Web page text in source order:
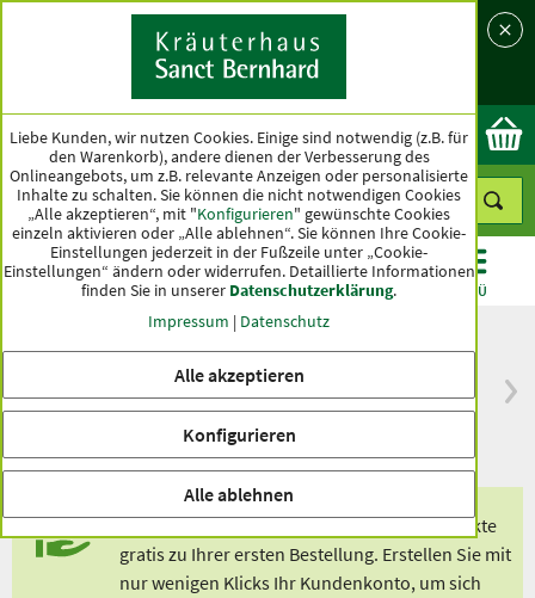
Land
Ok
KATEGORIEN ANGEBOTE TOPSELLER MENÜ
versandkostenfrei
innerhalb Deutschlands
Spitzenqualität seit
Erhalten Sie eines unserer exklusiven Produkte
gratis zu Ihrer ersten Bestellung. Erstellen Sie mit
nur wenigen Klicks Ihr Kundenkonto, um sich
Liebe Kunden, wir nutzen Cookies. Einige sind notwendig (z.B. für
den Warenkorb), andere dienen der Verbesserung des
Onlineangebots, um z.B. relevante Anzeigen oder personalisierte
Inhalte zu schalten. Sie können die nicht notwendigen Cookies
„Alle akzeptieren“, mit "Konfigurieren" gewünschte Cookies
einzeln aktivieren oder „Alle ablehnen“. Sie können Ihre Cookie-
Einstellungen jederzeit in der Fußzeile unter „Cookie-
Einstellungen“ ändern oder widerrufen. Detaillierte Informationen
finden Sie in unserer Datenschutzerklärung.
Impressum | Datenschutz
Alle akzeptieren
Konfigurieren
Alle ablehnen